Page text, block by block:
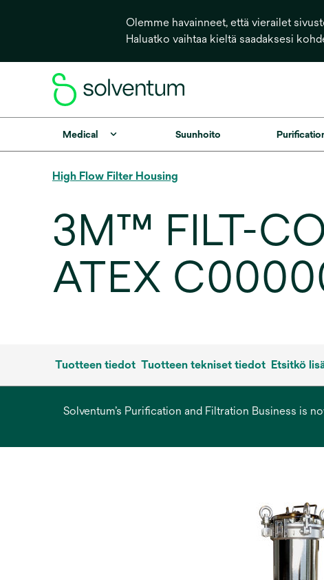
Olemme havainneet, että vierailet
Haluatko vaihtaa kieltä saadaksesi
Medical Suunhoito
High Flow Filter Housing
3M™ FILT-
ATEX
Tuotteen tiedot Tuotteen tekniset tiedot Etsitkö
Solventum’s Purification and Filtration Business is